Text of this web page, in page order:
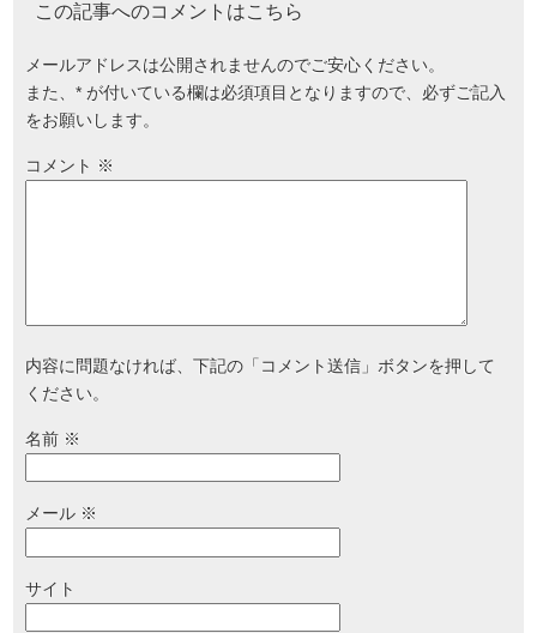
この記事へのコメントはこちら
メールアドレスは公開されませんのでご安心ください。
また、* が付いている欄は必須項目となりますので、必ずご記入
をお願いします。
コメント ※
内容に問題なければ、下記の「コメント送信」ボタンを押して
ください。
名前 ※
メール ※
サイト